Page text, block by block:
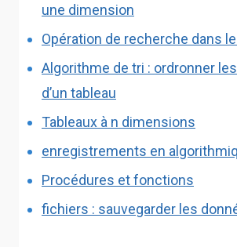
une dimension
Opération de recherche dans
Algorithme de tri : ordronner
d’un tableau
Tableaux à n dimensions
enregistrements en
Procédures et fonctions
fichiers : sauvegarder les